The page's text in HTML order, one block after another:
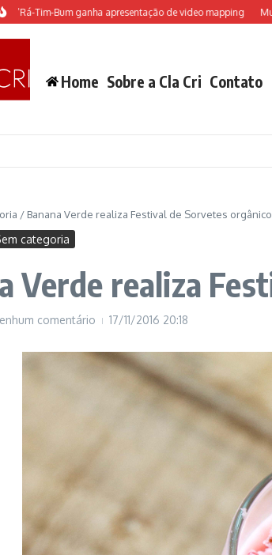
Bum ganha apresentação de video mapping Musical
Home Sobre a Cla Cri Contato
/ Banana Verde realiza Festival de Sorvetes
categoria
Verde realiza
comentário 17/11/2016 20:18